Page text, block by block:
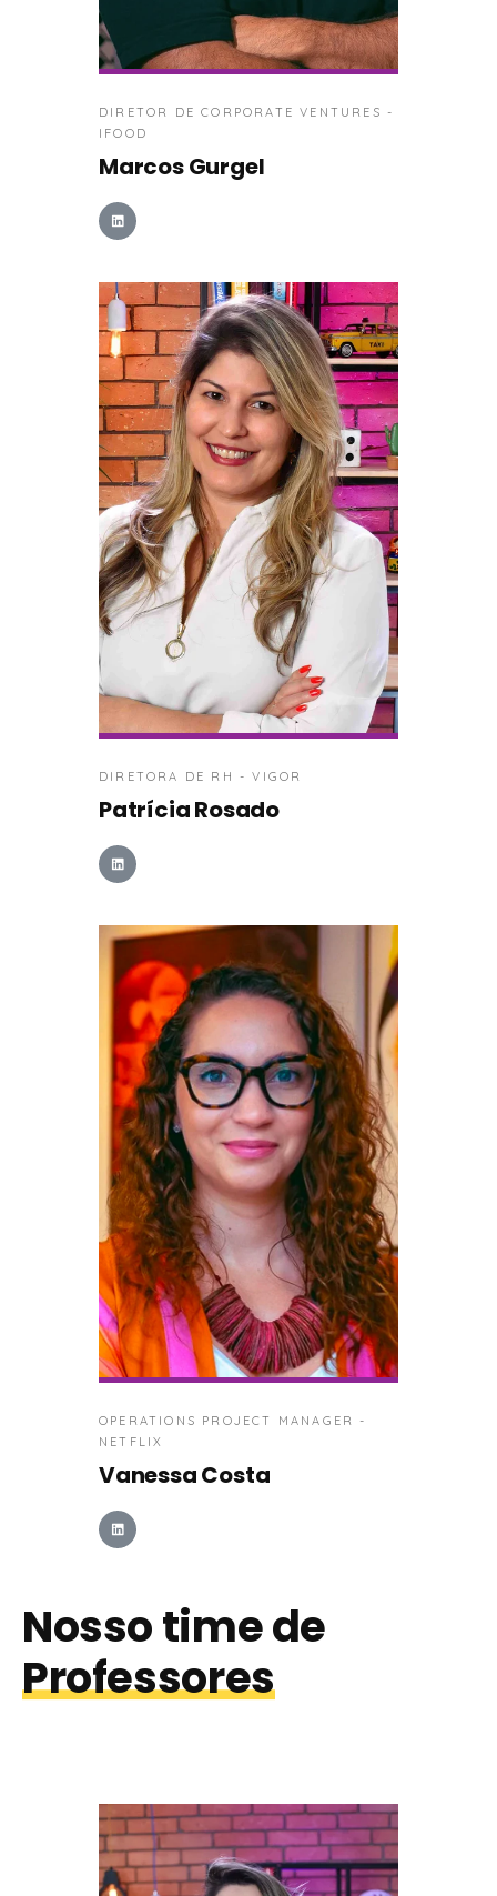
DIRETOR DE CORPORATE VENTURES -
IFOOD
Marcos Gurgel
DIRETORA DE RH - VIGOR
Patrícia Rosado
OPERATIONS PROJECT MANAGER -
NETFLIX
Vanessa Costa
Nosso time de
Professores